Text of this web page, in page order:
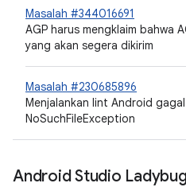
Masalah #344016691
AGP harus mengklaim bahwa
yang akan segera dikirim
Masalah #230685896
Menjalankan lint Android
NoSuchFileException
Android Studio